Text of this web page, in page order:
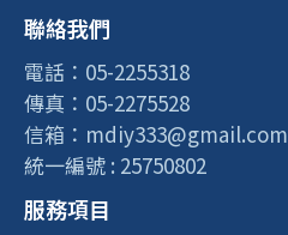
聯絡我們
電話：05-2255318
傳真：05-2275528
信箱：mdiy333@gmail.com
統一編號 : 25750802
服務項目